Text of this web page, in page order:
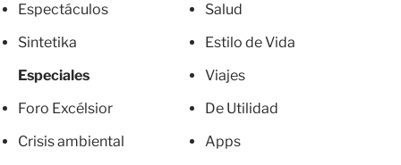
Espectáculos
Sintetika
Especiales
Foro Excélsior
Crisis ambiental
Salud
Estilo de Vida
Viajes
De Utilidad
Apps